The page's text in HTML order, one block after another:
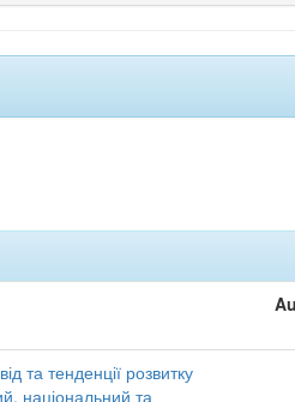
та тенденції розвитку
національний та